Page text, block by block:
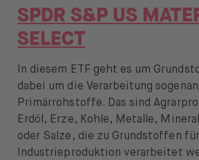
SPDR S&P US
SELECT
In diesem ETF geht es um
dabei um die Verarbeitung
Primärrohstoffe. Das sind
Erdöl, Erze, Kohle, Metalle,
oder Salze, die zu Grundstoffen
Industrieproduktion verarbeitet